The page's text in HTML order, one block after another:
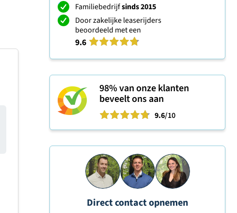
Familiebedrijfsinds 2015
Door zakelijke leaserijders
beoordeeld met een
9.6
98%van onze klanten
beveelt ons aan
9.6/10
Direct contact opnemen